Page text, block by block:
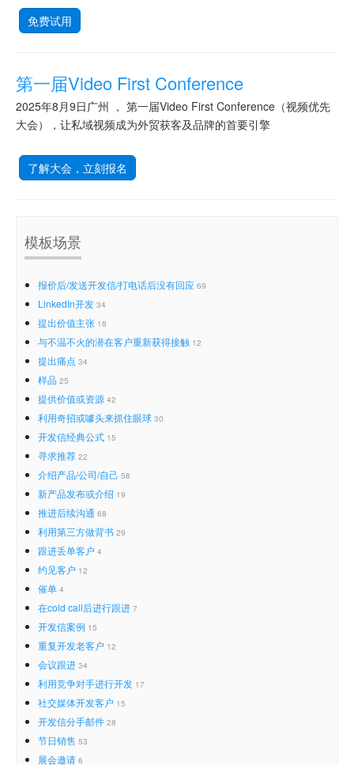
免费试用
第一届Video First Conference
2025年8月9日广州 ， 第一届Video First Conference（视频优先
大会），让私域视频成为外贸获客及品牌的首要引擎
了解大会，立刻报名
模板场景
报价后/发送开发信/打电话后没有回应 69
LinkedIn开发 34
提出价值主张 18
与不温不火的潜在客户重新获得接触 12
提出痛点 34
样品 25
提供价值或资源 42
利用奇招或噱头来抓住眼球 30
开发信经典公式 15
寻求推荐 22
介绍产品/公司/自己 58
新产品发布或介绍 19
推进后续沟通 68
利用第三方做背书 29
跟进丢单客户 4
约见客户 12
催单 4
在cold call后进行跟进 7
开发信案例 15
重复开发老客户 12
会议跟进 34
利用竞争对手进行开发 17
社交媒体开发客户 15
开发信分手邮件 28
节日销售 53
展会邀请 6